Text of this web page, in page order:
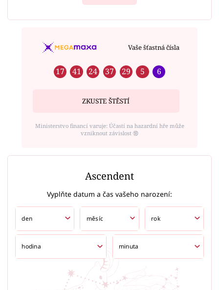
Vaše šťastná čísla
17 41 24 37 29 5 6
ZKUSTE ŠTĚSTÍ
Ministerstvo financí varuje: Účastí na hazardní hře může
vzniknout závislost ⑱
Ascendent
Vyplňte datum a čas vašeho narození: